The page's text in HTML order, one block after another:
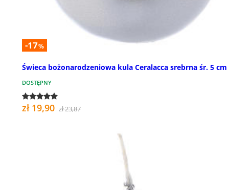
-17%
Świeca bożonarodzeniowa kula Ceralacca srebrna śr. 5 cm
DOSTĘPNY
zł 19,90 zł 23,87